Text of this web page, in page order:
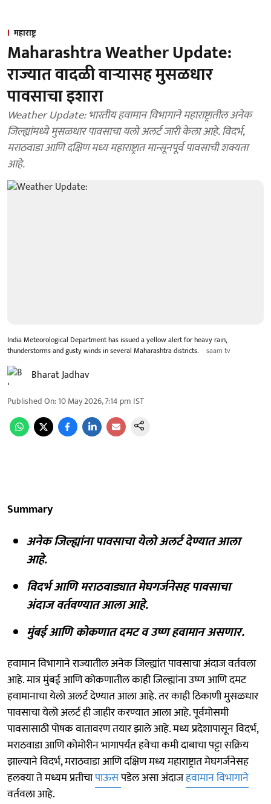
महाराष्ट्र
Maharashtra Weather Update:
राज्यात वादळी वाऱ्यासह मुसळधार
पावसाचा इशारा
Weather Update: भारतीय हवामान विभागाने महाराष्ट्रातील अनेक
जिल्ह्यांमध्ये मुसळधार पावसाचा यलो अलर्ट जारी केला आहे. विदर्भ,
मराठवाडा आणि दक्षिण मध्य महाराष्ट्रात मान्सूनपूर्व पावसाची शक्यता
आहे.
India Meteorological Department has issued a yellow alert for heavy rain,
thunderstorms and gusty winds in several Maharashtra districts.
saam tv
Bharat Jadhav
Published On:10 May 2026, 7:14 pm IST
Summary
अनेक जिल्ह्यांना पावसाचा येलो अलर्ट देण्यात आला
आहे.
विदर्भ आणि मराठवाड्यात मेघगर्जनेसह पावसाचा
अंदाज वर्तवण्यात आला आहे.
मुंबई आणि कोकणात दमट व उष्ण हवामान असणार.
हवामान विभागाने राज्यातील अनेक जिल्ह्यांत पावसाचा अंदाज वर्तवला
आहे. मात्र मुंबई आणि कोकणातील काही जिल्ह्यांना उष्ण आणि दमट
हवामानाचा येलो अलर्ट देण्यात आला आहे. तर काही ठिकाणी मुसळधार
पावसाचा येलो अलर्ट ही जाहीर करण्यात आला आहे. पूर्वमोसमी
पावसासाठी पोषक वातावरण तयार झाले आहे. मध्य प्रदेशापासून विदर्भ,
मराठवाडा आणि कोमोरीन भागापर्यंत हवेचा कमी दाबाचा पट्टा सक्रिय
झाल्याने विदर्भ, मराठवाडा आणि दक्षिण मध्य महाराष्ट्रात मेघगर्जनेसह
हलक्या ते मध्यम प्रतीचापाऊसपडेल असा अंदाजहवामान विभागाने
वर्तवला आहे.